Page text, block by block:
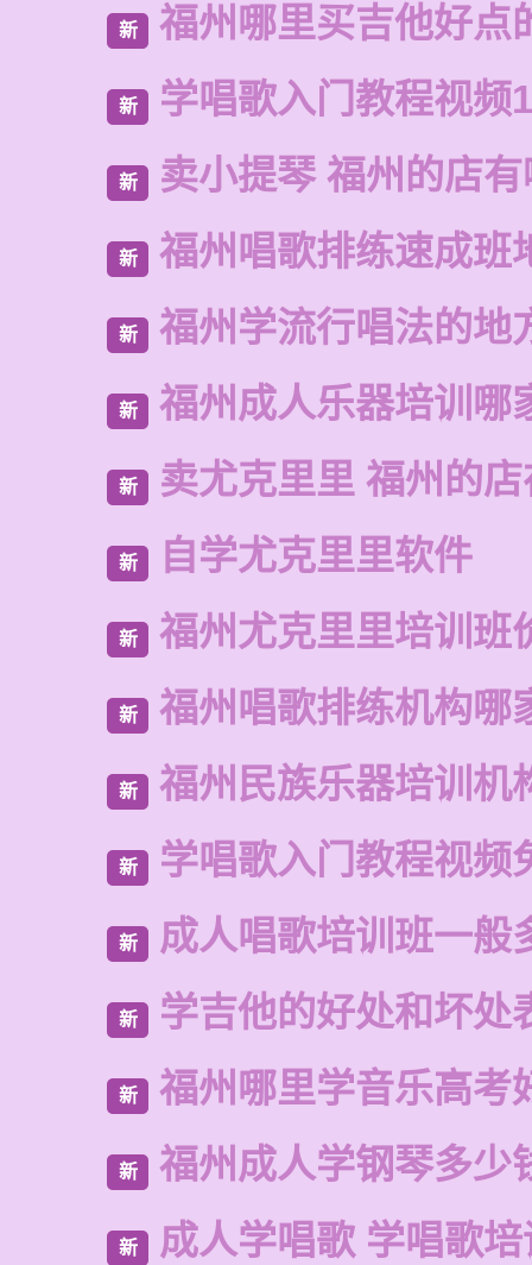
新 福州哪里买吉他好点
新 学唱歌入门教程视频
新 卖小提琴 福州的店
新 福州唱歌排练速成班
新 福州学流行唱法的地
新 福州成人乐器培训哪
新 卖尤克里里 福州的
新 自学尤克里里软件
新 福州尤克里里培训班
新 福州唱歌排练机构哪
新 福州民族乐器培训机
新 学唱歌入门教程视频
新 成人唱歌培训班一般
新 学吉他的好处和坏处
新 福州哪里学音乐高考
新 福州成人学钢琴多少
新 成人学唱歌 学唱歌